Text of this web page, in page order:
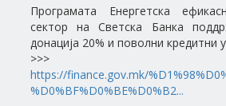
Програмата Енергетска
сектор на Светска Банка
донација 20% и поволни кредитни
>>>
https://finance.gov.mk/
%D0%BF%D0%BE%D0%B2...